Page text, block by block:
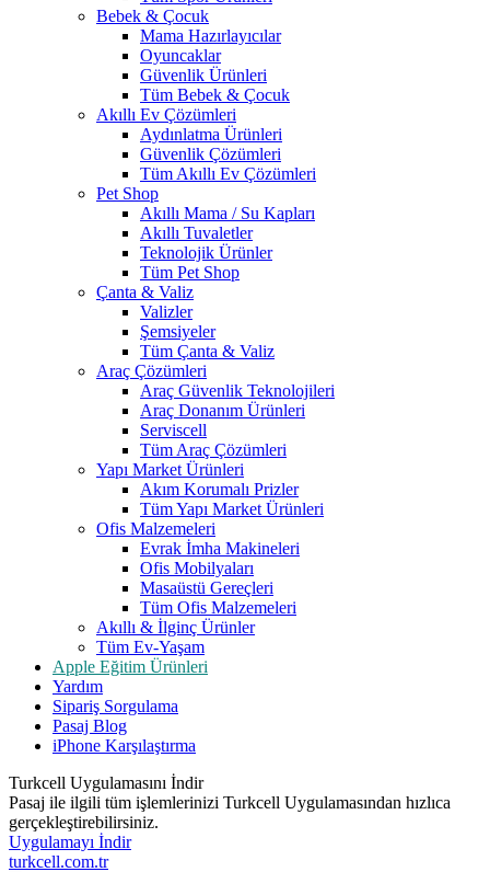
Bebek & Çocuk
Mama Hazırlayıcılar
Oyuncaklar
Güvenlik Ürünleri
Tüm Bebek & Çocuk
Akıllı Ev Çözümleri
Aydınlatma Ürünleri
Güvenlik Çözümleri
Tüm Akıllı Ev Çözümleri
Pet Shop
Akıllı Mama / Su Kapları
Akıllı Tuvaletler
Teknolojik Ürünler
Tüm Pet Shop
Çanta & Valiz
Valizler
Şemsiyeler
Tüm Çanta & Valiz
Araç Çözümleri
Araç Güvenlik Teknolojileri
Araç Donanım Ürünleri
Serviscell
Tüm Araç Çözümleri
Yapı Market Ürünleri
Akım Korumalı Prizler
Tüm Yapı Market Ürünleri
Ofis Malzemeleri
Evrak İmha Makineleri
Ofis Mobilyaları
Masaüstü Gereçleri
Tüm Ofis Malzemeleri
Akıllı & İlginç Ürünler
Tüm Ev-Yaşam
Apple Eğitim Ürünleri
Yardım
Sipariş Sorgulama
Pasaj Blog
iPhone Karşılaştırma
Turkcell Uygulamasını İndir
Pasaj ile ilgili tüm işlemlerinizi Turkcell Uygulamasından hızlıca
gerçekleştirebilirsiniz.
Uygulamayı İndir
turkcell.com.tr